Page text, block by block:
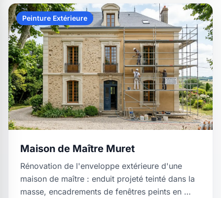
Peinture Extérieure
Maison de Maître Muret
Rénovation de l'enveloppe extérieure d'une
maison de maître : enduit projeté teinté dans la
masse, encadrements de fenêtres peints en …